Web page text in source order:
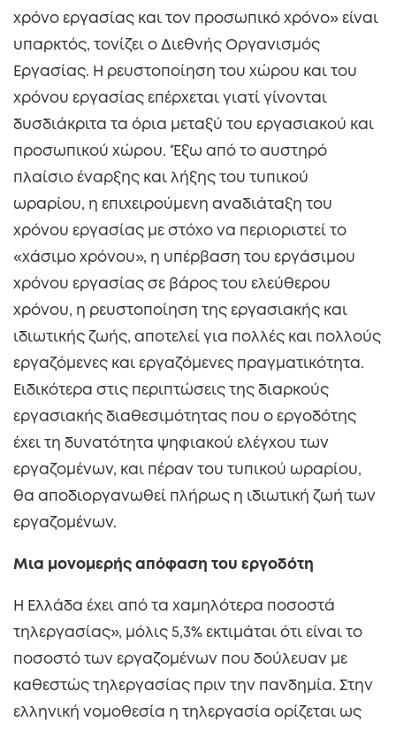
χρόνο εργασίας και τον προσωπικό χρόνο» είναι
υπαρκτός, τονίζει ο Διεθνής Οργανισμός
Εργασίας. Η ρευστοποίηση του χώρου και του
χρόνου εργασίας επέρχεται γιατί γίνονται
δυσδιάκριτα τα όρια μεταξύ του εργασιακού και
προσωπικού χώρου. ‘Έξω από τo αυστηρό
πλαίσιο έναρξης και λήξης του τυπικού
ωραρίου, η επιχειρούμενη αναδιάταξη του
χρόνου εργασίας με στόχο να περιοριστεί το
«χάσιμο χρόνου», η υπέρβαση του εργάσιμου
χρόνου εργασίας σε βάρος του ελεύθερου
χρόνου, η ρευστοποίηση της εργασιακής και
ιδιωτικής ζωής, αποτελεί για πολλές και πολλούς
εργαζόμενες και εργαζόμενες πραγματικότητα.
Ειδικότερα στις περιπτώσεις της διαρκούς
εργασιακής διαθεσιμότητας που ο εργοδότης
έχει τη δυνατότητα ψηφιακού ελέγχου των
εργαζομένων, και πέραν του τυπικού ωραρίου,
θα αποδιοργανωθεί πλήρως η ιδιωτική ζωή των
εργαζομένων.
Μια μονομερής απόφαση του εργοδότη
Η Ελλάδα έχει από τα χαμηλότερα ποσοστά
τηλεργασίας», μόλις 5,3% εκτιμάται ότι είναι το
ποσοστό των εργαζομένων που δούλευαν με
καθεστώς τηλεργασίας πριν την πανδημία. Στην
ελληνική νομοθεσία η τηλεργασία ορίζεται ως